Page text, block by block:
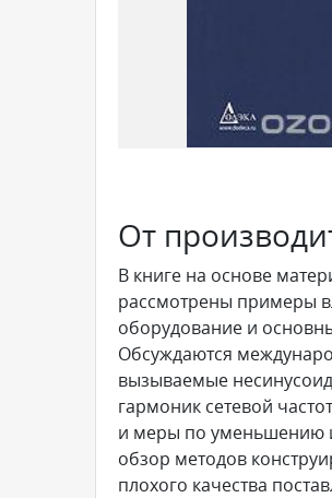
От
В книге на основе
рассмотрены примеры
оборудование и
Обсуждаются
вызываемые
гармоник сетевой
и меры по уменьшению
обзор методов
плохого качества